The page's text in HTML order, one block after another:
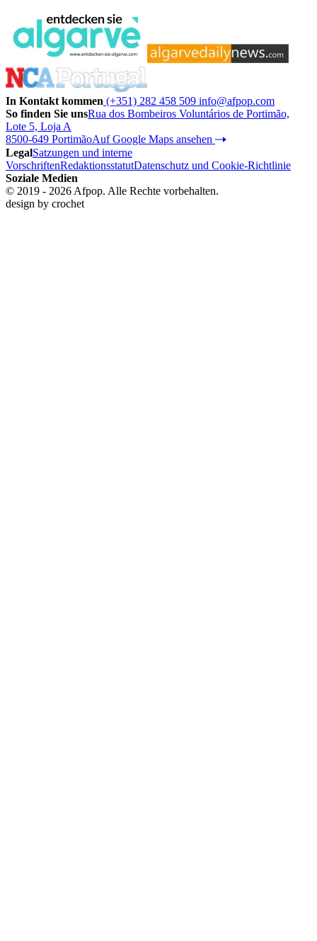
In Kontakt kommen (+351) 282 458 509 info@afpop.com
So finden Sie unsRua dos Bombeiros Voluntários de Portimão,
Lote 5, Loja A
8500-649 PortimãoAuf Google Maps ansehen
LegalSatzungen und interne
VorschriftenRedaktionsstatutDatenschutz und Cookie-Richtlinie
Soziale Medien
© 2019 - 2026 Afpop. Alle Rechte vorbehalten.
design by crochet